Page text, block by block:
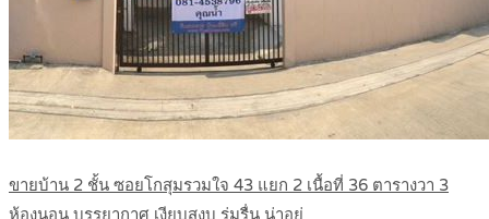
ขายบ้าน 2 ชั้น ซอยโกสุมรวมใจ 43 แยก 2 เนื้อที่ 36 ตารางวา 3
ห้องนอน บรรยากาศ เงียบสงบ ร่มรื่น น่าอยู่